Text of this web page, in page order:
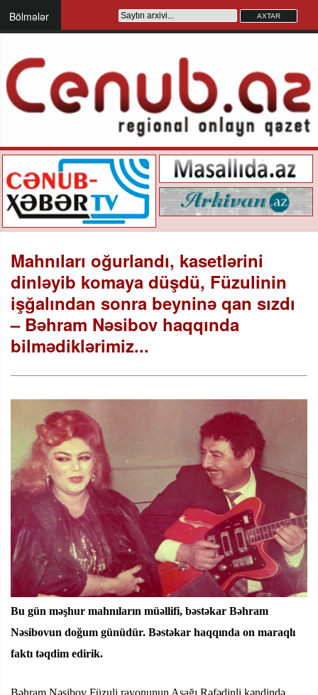
Bölmələr
Mahnıları oğurlandı, kasetlərini
dinləyib komaya düşdü, Füzulinin
işğalından sonra beyninə qan sızdı
– Bəhram Nəsibov haqqında
bilmədiklərimiz...
Bu gün məşhur mahnıların müəllifi, bəstəkar Bəhram
Nəsibovun doğum günüdür. Bəstəkar haqqında on maraqlı
faktı təqdim edirik.
Bəhram Nəsibov Füzuli rayonunun Aşağı Rəfədinli kəndində